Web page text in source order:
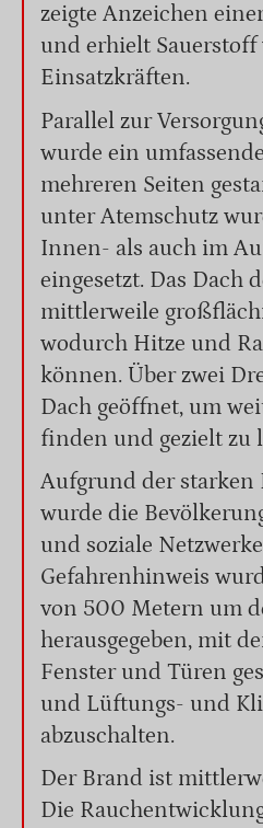
zeigte Anzeichen
und erhielt Sauerstoff
Einsatzkräften.
Parallel zur
wurde ein
mehreren Seiten
unter Atemschutz
Innen- als auch im
eingesetzt. Das Dach
mittlerweile
wodurch Hitze und
können. Über zwei
Dach geöffnet, um
finden und gezielt zu
Aufgrund der
wurde die
und soziale
Gefahrenhinweis
von 500 Metern um
herausgegeben, mit
Fenster und Türen
und Lüftungs- und
abzuschalten.
Der Brand ist
Die